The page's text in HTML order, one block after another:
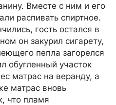
Вместе с ним и его
распивать спиртное.
гость остался в
он закурил сигарету,
пепла загорелся
обугленный участок
матрас на веранду, а
матрас вновь
что пламя